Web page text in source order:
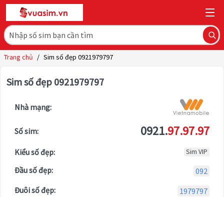
Trang chủ / Sim số đẹp 0921979797
Sim số đẹp 0921979797
Nhà mạng:
Số sim: 0921.97.97.97
Kiểu số đẹp: Sim VIP
Đầu số đẹp:
092
Đuôi số đẹp:
1979797